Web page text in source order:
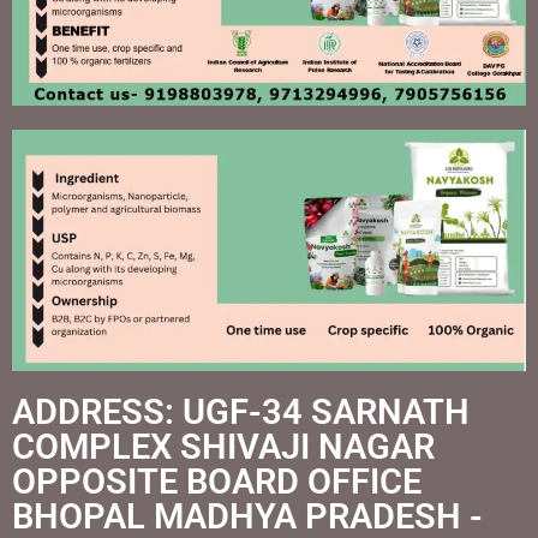
ADDRESS: UGF-34 SARNATH
COMPLEX SHIVAJI NAGAR
OPPOSITE BOARD OFFICE
BHOPAL MADHYA PRADESH -